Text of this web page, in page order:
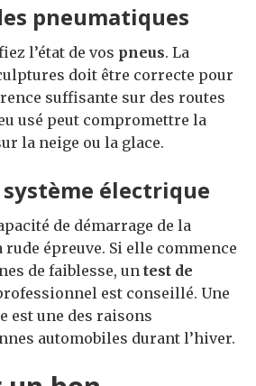
pneumatiques
l’état de vos pneus. La
doit être correcte pour
suffisante sur des routes
usé peut compromettre la
la neige ou la glace.
électrique
de démarrage de la
épreuve. Si elle commence
de faiblesse, un test de
est conseillé. Une
est une des raisons
automobiles durant l’hiver.